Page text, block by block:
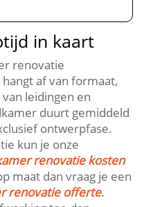
in kaart
renovatie
af van formaat,
leidingen en
duurt gemiddeld
ontwerpfase.​
kun je onze
renovatie kosten
maat dan vraag je een
renovatie offerte.​